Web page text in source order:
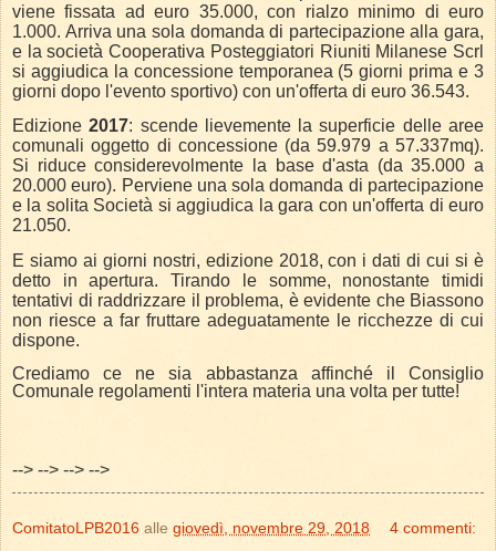
viene fissata ad euro 35.000, con rialzo minimo di euro
1.000. Arriva una sola domanda di partecipazione alla gara,
e la società Cooperativa Posteggiatori Riuniti Milanese Scrl
si aggiudica la concessione temporanea (5 giorni prima e 3
giorni dopo l'evento sportivo) con un'offerta di euro 36.543.
Edizione2017: scende lievemente la superficie delle aree
comunali oggetto di concessione (da 59.979 a 57.337mq).
Si riduce considerevolmente la base d'asta (da 35.000 a
20.000 euro). Perviene una sola domanda di partecipazione
e la solita Società si aggiudica la gara con un'offerta di euro
21.050.
E siamo ai giorni nostri, edizione 2018, con i dati di cui si è
detto in apertura. Tirando le somme, nonostante timidi
tentativi di raddrizzare il problema, è evidente che Biassono
non riesce a far fruttare adeguatamente le ricchezze di cui
dispone.
Crediamo ce ne sia abbastanza affinché il Consiglio
Comunale regolamenti l'intera materia una volta per tutte!
--> --> --> -->
ComitatoLPB2016 alle giovedì, novembre 29, 2018 4 commenti: